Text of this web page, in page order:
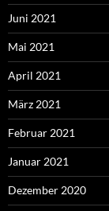
Juni 2021
Mai 2021
April 2021
März 2021
Februar 2021
Januar 2021
Dezember 2020